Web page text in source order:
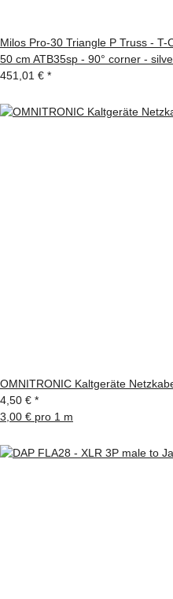
Milos Pro-30 Triangle P Truss -
50 cm ATB35sp - 90° corner -
451,01 € *
OMNITRONIC Kaltgeräte
4,50 € *
3,00 € pro 1 m